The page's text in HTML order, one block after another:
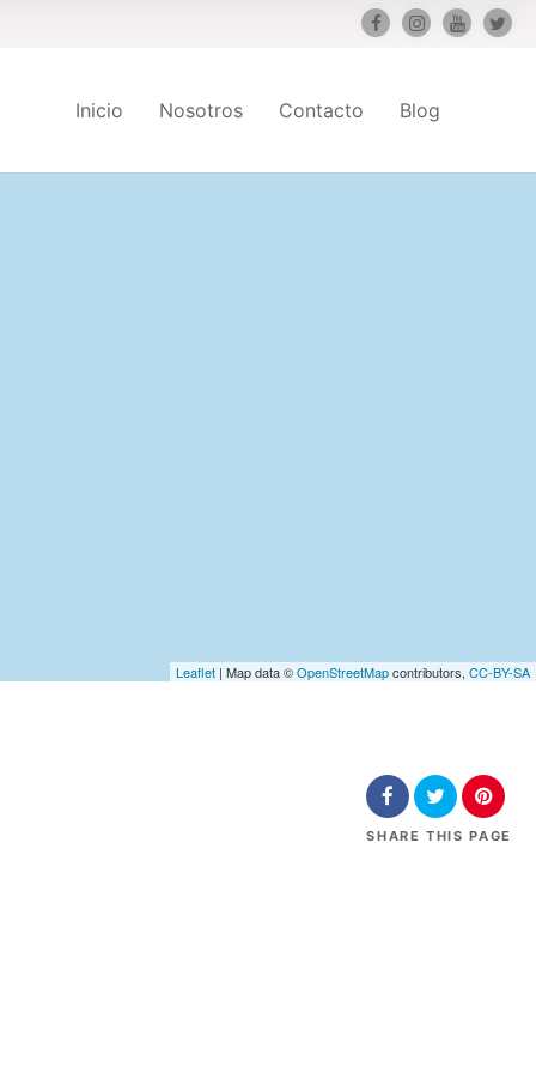
Inicio Nosotros Contacto Blog
Leaflet | Map data ©OpenStreetMapcontributors, CC-BY-SA
SHARE THIS PAGE